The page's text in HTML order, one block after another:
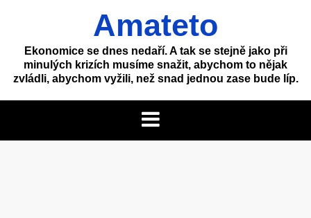
Amateto
Ekonomice se dnes nedaří. A tak se stejně jako při
minulých krizích musíme snažit, abychom to nějak
zvládli, abychom vyžili, než snad jednou zase bude líp.